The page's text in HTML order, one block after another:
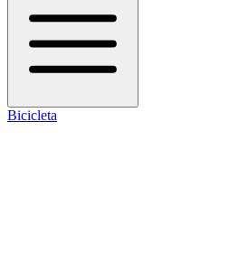
Bicicleta